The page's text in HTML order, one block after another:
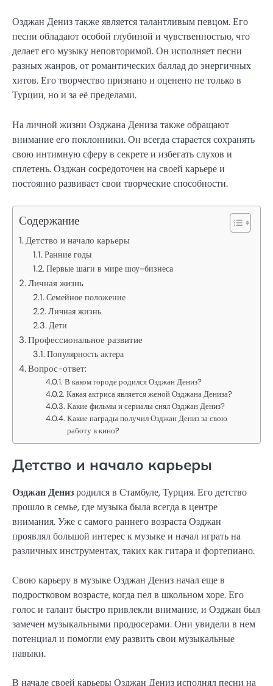
Озджан Дениз также является талантливым певцом. Его
песни обладают особой глубиной и чувственностью, что
делает его музыку неповторимой. Он исполняет песни
разных жанров, от романтических баллад до энергичных
хитов. Его творчество признано и оценено не только в
Турции, но и за её пределами.
На личной жизни Озджана Дениза также обращают
внимание его поклонники. Он всегда старается сохранять
свою интимную сферу в секрете и избегать слухов и
сплетень. Озджан сосредоточен на своей карьере и
постоянно развивает свои творческие способности.
Содержание
Детство и начало карьеры
Ранние годы
Первые шаги в мире шоу-бизнеса
Личная жизнь
Семейное положение
Личная жизнь
Дети
Профессиональное развитие
Популярность актера
Вопрос-ответ:
В каком городе родился Озджан Дениз?
Какая актриса является женой Озджана Дениза?
Какие фильмы и сериалы снял Озджан Дениз?
Какие награды получил Озджан Дениз за свою
работу в кино?
Детство и начало карьеры
Озджан Денизродился в Стамбуле, Турция. Его детство
прошло в семье, где музыка была всегда в центре
внимания. Уже с самого раннего возраста Озджан
проявлял большой интерес к музыке и начал играть на
различных инструментах, таких как гитара и фортепиано.
Свою карьеру в музыке Озджан Дениз начал еще в
подростковом возрасте, когда пел в школьном хоре. Его
голос и талант быстро привлекли внимание, и Озджан был
замечен музыкальными продюсерами. Они увидели в нем
потенциал и помогли ему развить свои музыкальные
навыки.
В начале своей карьеры Озджан Дениз исполнял песни на